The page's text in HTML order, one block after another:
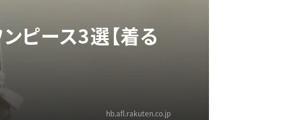
ピース3選【着る
hb.afl.rakuten.co.jp